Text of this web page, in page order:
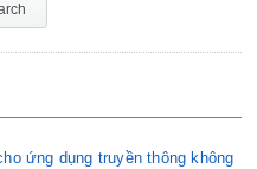
ứng dụng truyền thông không